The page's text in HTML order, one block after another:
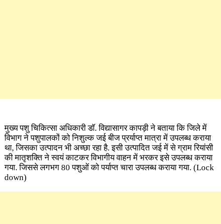
मुख्य पशु चिकित्सा अधिकारी डॉ. विद्यासागर कापड़ी ने बताया कि जिले में
विभाग ने पशुपालकों को निशुल्क जई बीज प्रर्याप्त मात्रा में उपलब्ध कराया
था, जिसका उत्पादन भी अच्छा रहा है. इसी उत्पादित जई में से ग्राम रियांसी
की मातृशक्ति ने स्वयं काटकर विभागीय वाहन में भरकर इसे उपलब्ध कराया
गया. जिससे लगभग 80 पशुओं को पर्याप्त चारा उपलब्ध कराया गया. (Lock
down)